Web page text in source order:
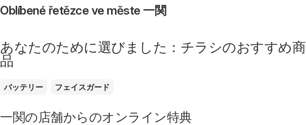
Oblíbené řetězce ve měste 一関
あなたのために選びました：チラシのおすすめ商
品
バッテリー フェイスガード
一関の店舗からのオンライン特典